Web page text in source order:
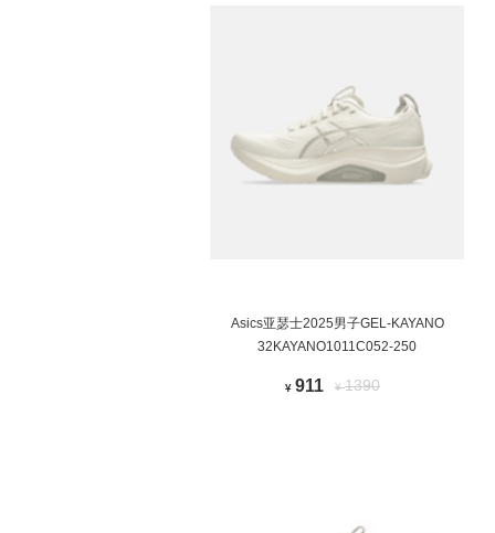
Asics亚瑟士2025男子GEL-KAYANO
32KAYANO1011C052-250
¥ 911 ¥1390